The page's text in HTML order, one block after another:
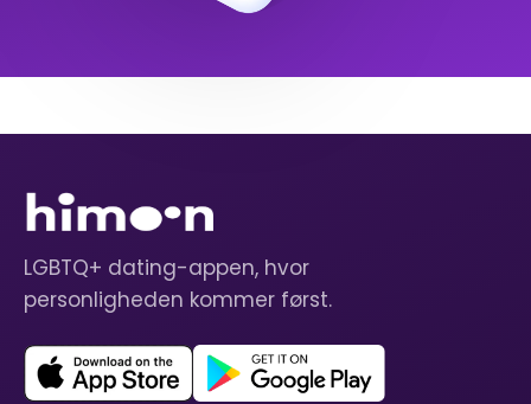
LGBTQ+ dating-appen, hvor
personligheden kommer først.